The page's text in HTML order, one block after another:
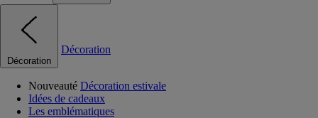
Décoration
Décoration
Nouveauté Décoration estivale
Idées de cadeaux
Les emblématiques